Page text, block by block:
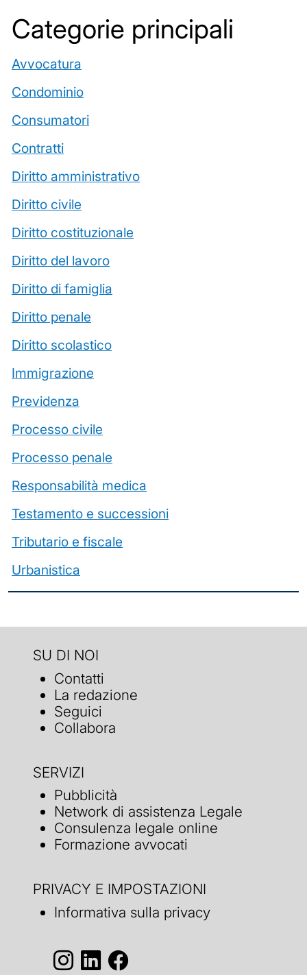
Categorie principali
Avvocatura
Condominio
Consumatori
Contratti
Diritto amministrativo
Diritto civile
Diritto costituzionale
Diritto del lavoro
Diritto di famiglia
Diritto penale
Diritto scolastico
Immigrazione
Previdenza
Processo civile
Processo penale
Responsabilità medica
Testamento e successioni
Tributario e fiscale
Urbanistica
SU DI NOI
Contatti
La redazione
Seguici
Collabora
SERVIZI
Pubblicità
Network di assistenza Legale
Consulenza legale online
Formazione avvocati
PRIVACY E IMPOSTAZIONI
Informativa sulla privacy